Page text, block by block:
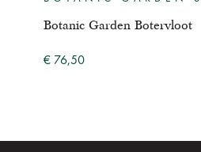
Botanic Garden Botervloot
€ 76,50